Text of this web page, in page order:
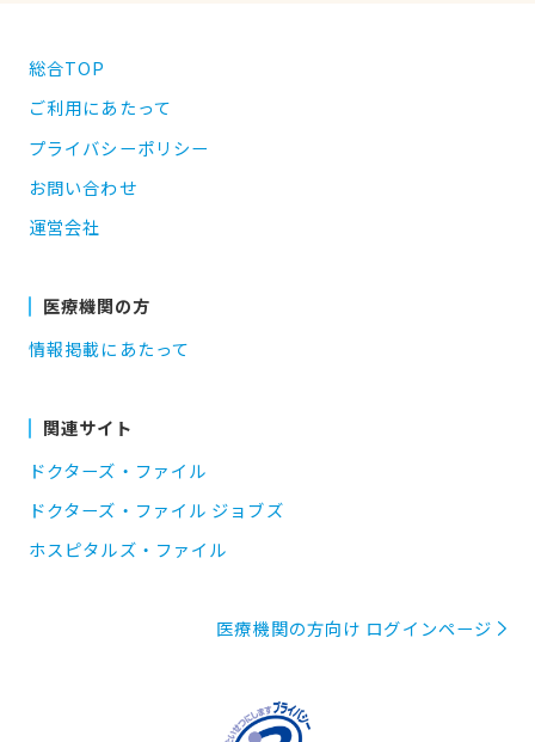
総合TOP
ご利用にあたって
プライバシーポリシー
お問い合わせ
運営会社
医療機関の方
情報掲載にあたって
関連サイト
ドクターズ・ファイル
ドクターズ・ファイル ジョブズ
ホスピタルズ・ファイル
医療機関の方向け ログインページ